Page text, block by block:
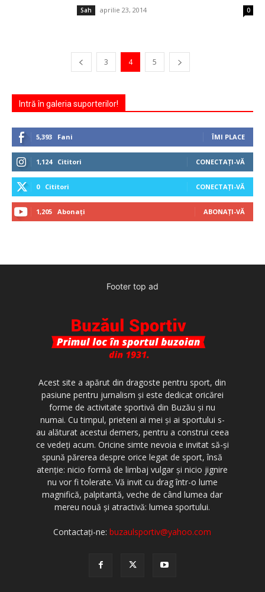
Sah aprilie 23, 2014 0
3 4 5
Intră în galeria suporterilor!
5,393 Fani ÎMI PLACE
1,124 Cititori CONECTAȚI-VĂ
0 Cititori CONECTAȚI-VĂ
1,205 Abonați ABONAȚI-VĂ
Footer top ad
Acest site a apărut din dragoste pentru sport, din
pasiune pentru jurnalism şi este dedicat oricărei
forme de activitate sportivă din Buzău şi nu
numai. Cu timpul, prieteni ai mei şi ai sportului s-
au alăturat acestui demers, pentru a construi ceea
ce vedeţi acum. Oricine simte nevoia e invitat să-şi
spună părerea despre orice legat de sport, însă
atenţie: nicio formă de limbaj vulgar şi nicio jignire
nu vor fi tolerate. Vă invit cu drag într-o lume
magnifică, palpitantă, veche de când lumea dar
mereu nouă şi atractivă: lumea sportului.
Contactați-ne:buzaulsportiv@yahoo.com